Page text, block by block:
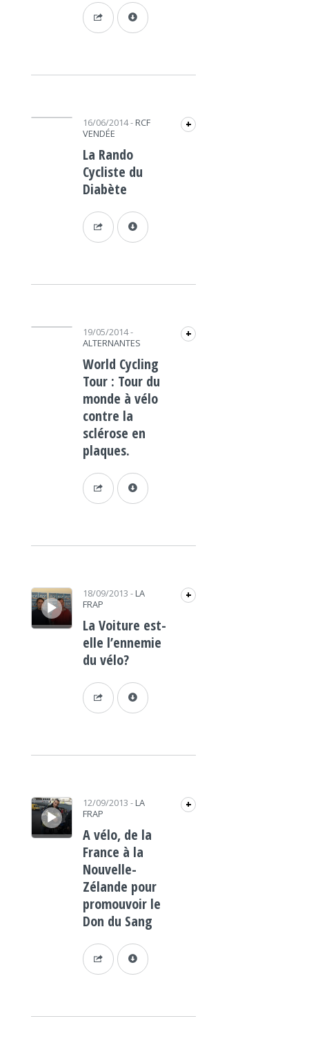
Lecteur audio 16/06/2014- RCF
VENDÉE
+
La Rando
Cycliste du
Diabète
Lecteur audio 19/05/2014-
ALTERNANTES
+
World Cycling
Tour : Tour du
monde à vélo
contre la
sclérose en
plaques.
Lecteur audio 18/09/2013 - LA
FRAP
+
La Voiture est-
elle l’ennemie
du vélo?
Lecteur audio 12/09/2013 - LA
FRAP
+
A vélo, de la
France à la
Nouvelle-
Zélande pour
promouvoir le
Don du Sang